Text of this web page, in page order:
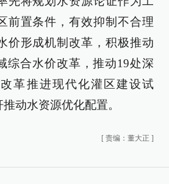
前置条件，有效抑制不合理
价形成机制改革，积极推动
综合水价改革，推动19处深
革推进现代化灌区建设试
动水资源优化配置。
[ 责编：董大正 ]